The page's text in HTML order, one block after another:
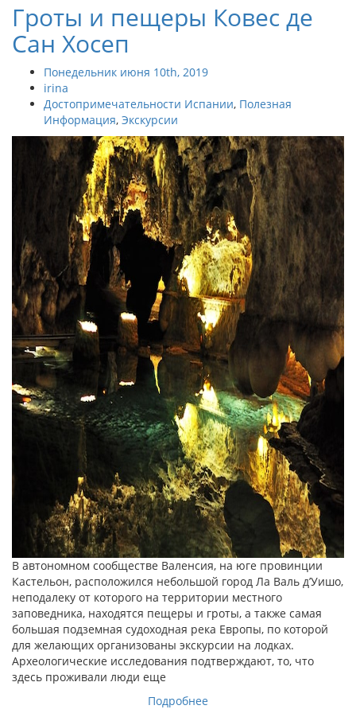
Гроты и пещеры Ковес де
Сан Хосеп
Понедельник июня 10th, 2019
irina
Достопримечательности Испании, Полезная
Информация, Экскурсии
В автономном сообществе Валенсия, на юге провинции
Кастельон, расположился небольшой город Ла Валь д’Уишо,
неподалеку от которого на территории местного
заповедника, находятся пещеры и гроты, а также самая
большая подземная судоходная река Европы, по которой
для желающих организованы экскурсии на лодках.
Археологические исследования подтверждают, то, что
здесь проживали люди еще
Подробнее